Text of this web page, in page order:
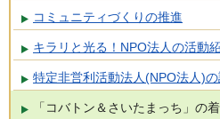
コミュニティづくりの推進
キラリと光る！NPO法人の活動
特定非営利活動法人(NPO法人)
「コバトン＆さいたまっち」の